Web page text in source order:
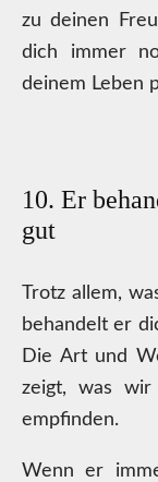
zu deinen
dich immer
deinem Leben
10. Er
gut
Trotz allem,
behandelt er
Die Art und
zeigt, was
empfinden.
Wenn er